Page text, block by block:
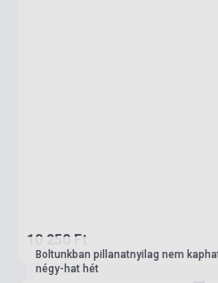
10 250 Ft
Boltunkban pillanatnyilag nem
négy-hat hét